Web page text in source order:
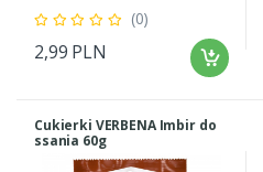
(0)
2,99 PLN
Cukierki VERBENA Imbir do
ssania 60g